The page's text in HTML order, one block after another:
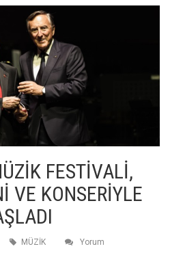
FESTİVALİ,
VE KONSERİYLE
MÜZİK Yorum